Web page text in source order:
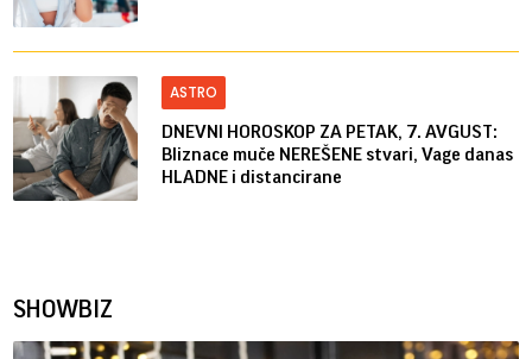
ASTRO
DNEVNI HOROSKOP ZA PETAK, 7. AVGUST:
Bliznace muče NEREŠENE stvari, Vage danas
HLADNE i distancirane
SHOWBIZ